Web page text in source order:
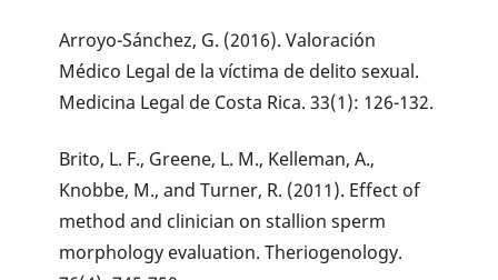
Arroyo-Sánchez, G. (2016). Valoración
Médico Legal de la víctima de delito sexual.
Medicina Legal de Costa Rica. 33(1): 126-132.
Brito, L. F., Greene, L. M., Kelleman, A.,
Knobbe, M., and Turner, R. (2011). Effect of
method and clinician on stallion sperm
morphology evaluation. Theriogenology.